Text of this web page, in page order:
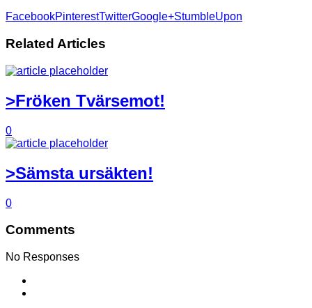
FacebookPinterestTwitterGoogle+StumbleUpon
Related Articles
>Fröken Tvärsemot!
0
>Sämsta ursäkten!
0
Comments
No Responses